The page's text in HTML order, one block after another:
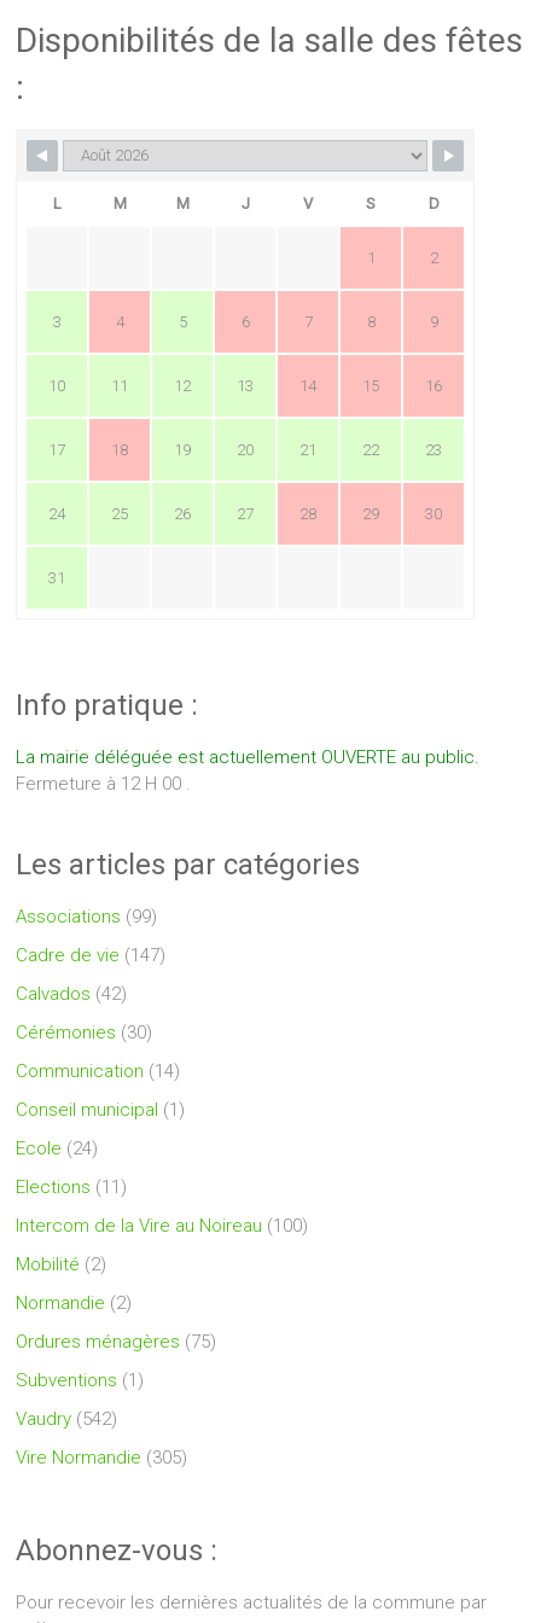
Disponibilités de la salle des fêtes
:
L M M J V S D
1 2
3 4 5 6 7 8 9
10 11 12 13 14 15 16
17 18 19 20 21 22 23
24 25 26 27 28 29 30
31
Info pratique :
La mairie déléguée est actuellement OUVERTE au public.
Fermeture à 12 H 00 .
Les articles par catégories
Associations (99)
Cadre de vie (147)
Calvados (42)
Cérémonies (30)
Communication (14)
Conseil municipal (1)
Ecole (24)
Elections (11)
Intercom de la Vire au Noireau (100)
Mobilité (2)
Normandie (2)
Ordures ménagères (75)
Subventions (1)
Vaudry (542)
Vire Normandie (305)
Abonnez-vous :
Pour recevoir les dernières actualités de la commune par